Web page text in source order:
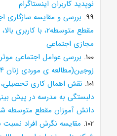
نوپدید کاربران اینستاگرام
۹۹. بررسی و مقایسه سازگاری
مقطع متوسطه۲، با
مجازی اجتماعی
۱۰۰. بررسی عوامل اجتماعی
زوجین(مطالعه ی موردی زنان ۲۴تا۳۰سال شهرستان نوشهر)
۱۰۱. نقش اهمال کاری
دلبستگی به مدرسه در پیش
دانش آموزان مقطع متوسطه
۱۰۲. مقایسه نگرش افراد